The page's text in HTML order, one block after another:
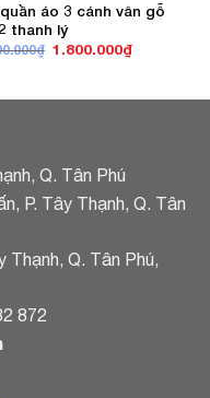
áo 3 cánh vân gỗ
thanh lý
₫ Giá
1.800.000₫Giá
Q. Tân Phú
P. Tây Thạnh, Q. Tân
Q. Tân Phú,
872